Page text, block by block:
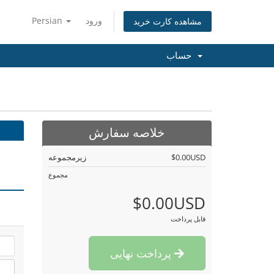
Persian ورود مشاهده کارت خرید
خلاصه سفارش
زیرمجموعه $0.00USD
مجموع
$0.00USD
قابل پرداخت